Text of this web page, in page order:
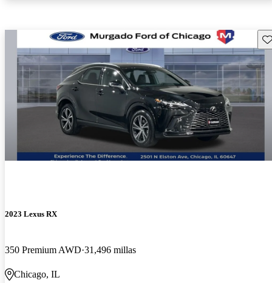
2023 Lexus RX
350 Premium AWD 31,496 millas
Chicago, IL